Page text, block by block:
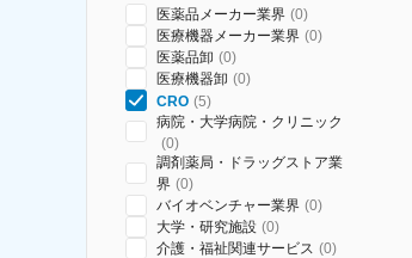
医薬品メーカー業界 (0)
医療機器メーカー業界 (0)
医薬品卸 (0)
医療機器卸 (0)
CRO (5)
病院・大学病院・クリニック
(0)
調剤薬局・ドラッグストア業
界 (0)
バイオベンチャー業界 (0)
大学・研究施設 (0)
介護・福祉関連サービス (0)